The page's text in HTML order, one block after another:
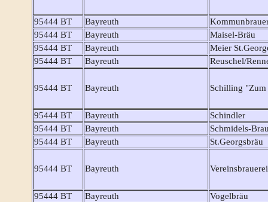
95444 BT Bayreuth
95444 BT
Bayreuth
Maisel-Bräu
95444 BT
Bayreuth
Meier
95444 BT
Bayreuth Reuschel/
95444 BT Bayreuth Schilling
95444 BT Bayreuth
Schindler
95444 BT
Bayreuth
Schmidels-
95444 BT
Bayreuth St.Georgsbräu
95444 BT Bayreuth
95444 BT Bayreuth
Vogelbräu